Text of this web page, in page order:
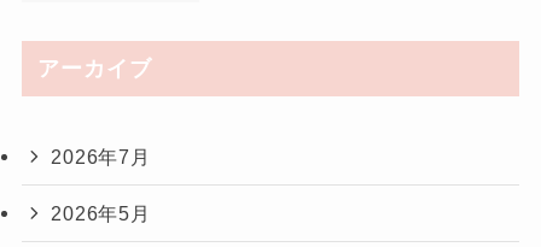
アーカイブ
2026年7月
2026年5月